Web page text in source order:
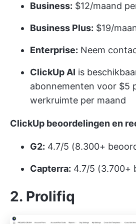
Business: $12/maand
Business Plus: $19/
Enterprise: Neem
ClickUp AI is
abonnementen voor $5
werkruimte per maand
ClickUp beoordelingen en
G2: 4.7/5 (8.300+
Capterra: 4.7/5 (3.700+
2. Prolifiq